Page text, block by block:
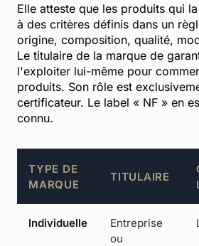
Elle atteste que les produits qui
à des critères définis dans un
origine, composition, qualité,
Le titulaire de la marque de
l'exploiter lui-même pour
produits. Son rôle est
certificateur. Le label « NF » en
connu.
TYPE DE
MARQUE
TITULAIRE
Individuelle
Entreprise
ou